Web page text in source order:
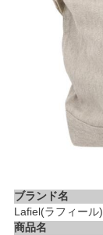
ブランド名
Lafiel(ラフィール)
商品名